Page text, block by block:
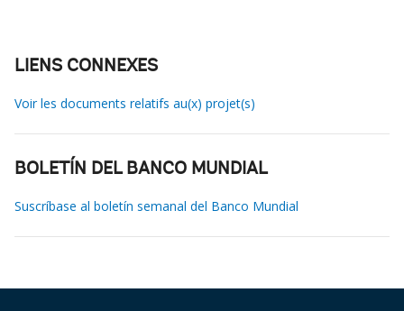
LIENS CONNEXES
Voir les documents relatifs au(x) projet(s)
BOLETÍN DEL BANCO MUNDIAL
Suscríbase al boletín semanal del Banco Mundial